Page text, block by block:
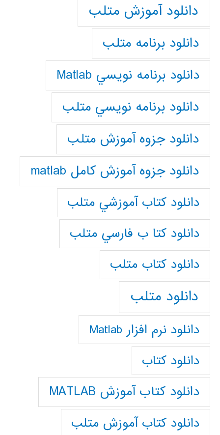
دانلود آموزش متلب
دانلود برنامه متلب
دانلود برنامه نويسي Matlab
دانلود برنامه نويسي متلب
دانلود جزوه آموزش متلب
دانلود جزوه آموزش کامل matlab
دانلود كتاب آموزشي متلب
دانلود كتا ب فارسي متلب
دانلود كتاب متلب
دانلود متلب
دانلود نرم افزار Matlab
دانلود کتاب
دانلود کتاب آموزش MATLAB
دانلود کتاب آموزش متلب